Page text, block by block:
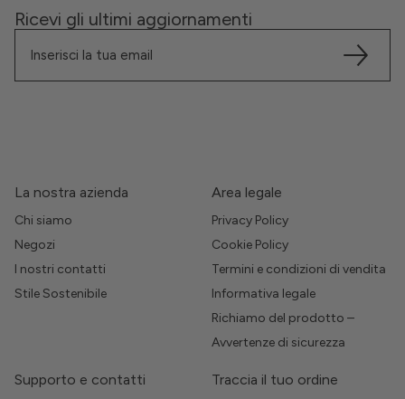
Ricevi gli ultimi aggiornamenti
La nostra azienda
Chi siamo
Negozi
I nostri contatti
Stile Sostenibile
Area legale
Privacy Policy
Cookie Policy
Termini e condizioni di vendita
Informativa legale
Richiamo del prodotto –
Avvertenze di sicurezza
Supporto e contatti Traccia il tuo ordine